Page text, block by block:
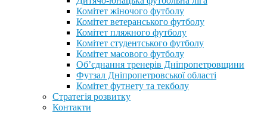
Комітет жіночого футболу
Комітет ветеранського футболу
Комітет пляжного футболу
Комітет студентського футболу
Комітет масового футболу
Обʼєднання тренерів Дніпропетровщини
Футзал Дніпропетровської області
Комітет футнету та текболу
Стратегія розвитку
Контакти